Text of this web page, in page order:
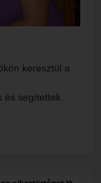
keresztül a
segítettek.